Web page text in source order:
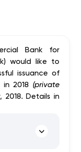
Bank for
would like to
issuance of
2018 (private
2018. Details in